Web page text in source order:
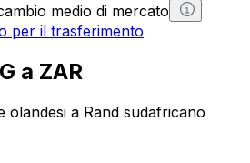
medio di mercato
per il trasferimento
a ZAR
olandesi a Rand sudafricano